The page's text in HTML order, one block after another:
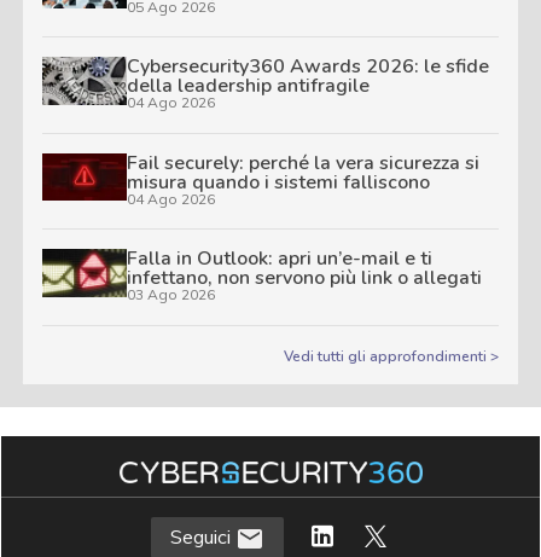
05 Ago 2026
Cybersecurity360 Awards 2026: le sfide
della leadership antifragile
04 Ago 2026
Fail securely: perché la vera sicurezza si
misura quando i sistemi falliscono
04 Ago 2026
Falla in Outlook: apri un’e-mail e ti
infettano, non servono più link o allegati
03 Ago 2026
Vedi tutti gli approfondimenti >
Seguici